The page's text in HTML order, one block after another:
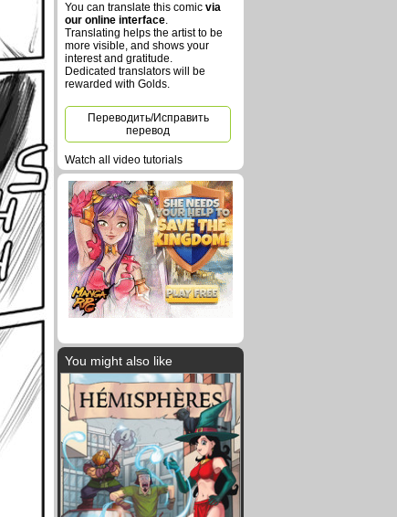
You can translate this comic via
our online interface.
Translating helps the artist to be
more visible, and shows your
interest and gratitude.
Dedicated translators will be
rewarded with Golds.
Переводить/Исправить
перевод
Watch all video tutorials
You might also like